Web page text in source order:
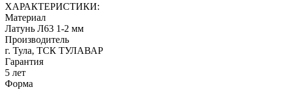
ХАРАКТЕРИСТИКИ:
Материал
Латунь Л63 1-2 мм
Производитель
г. Тула, ТСК ТУЛАВАР
Гарантия
5 лет
Форма